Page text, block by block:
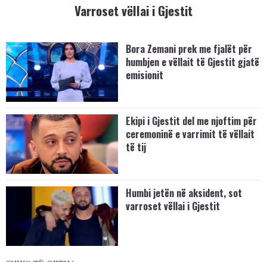
Varroset vëllai i Gjestit
Bora Zemani prek me fjalët për
humbjen e vëllait të Gjestit gjatë
emisionit
Ekipi i Gjestit del me njoftim për
ceremoninë e varrimit të vëllait
të tij
Humbi jetën në aksident, sot
varroset vëllai i Gjestit